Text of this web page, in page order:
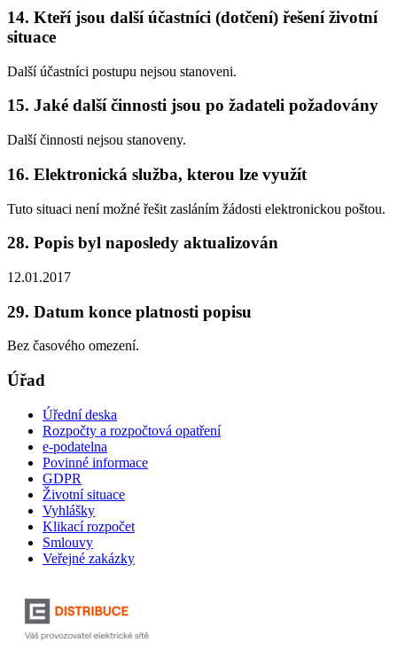
14. Kteří jsou další účastníci (dotčení) řešení životní
situace
Další účastníci postupu nejsou stanoveni.
15. Jaké další činnosti jsou po žadateli požadovány
Další činnosti nejsou stanoveny.
16. Elektronická služba, kterou lze využít
Tuto situaci není možné řešit zasláním žádosti elektronickou poštou.
28. Popis byl naposledy aktualizován
12.01.2017
29. Datum konce platnosti popisu
Bez časového omezení.
Úřad
Úřední deska
Rozpočty a rozpočtová opatření
e-podatelna
Povinné informace
GDPR
Životní situace
Vyhlášky
Klikací rozpočet
Smlouvy
Veřejné zakázky